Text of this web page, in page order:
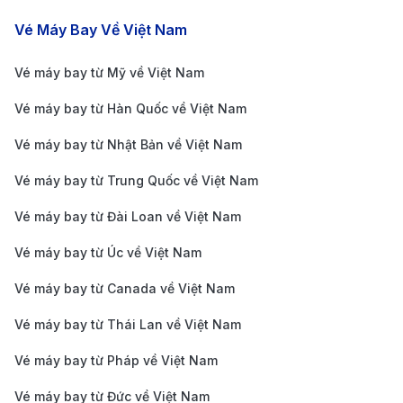
Sau khi hạ cánh tại sân bay Đào Tiên Thẩm Dương,
1. Taxi:Taxi là phương tiện nhanh chóng và tiện lợi
nhất để di chuyển từ sân bay về trung tâm Thẩm
Dương. Giá cước trung bình từ 100 - 150 CNY tùy vào
2. Xe buýt:Có nhiều tuyến xe buýt công cộng và xe
buýt sân bay kết nối từ sân bay Đào Tiên đến các khu
vực trong thành phố. Giá vé xe buýt dao động từ 10 -
Các chặng bay nổi bật
Vé Máy Bay Về Việt Nam
Vé máy bay từ Mỹ về Việt Nam
Vé máy bay từ Hàn Quốc về Việt Nam
Vé máy bay từ Nhật Bản về Việt Nam
Vé máy bay từ Trung Quốc về Việt Nam
Vé máy bay từ Đài Loan về Việt Nam
Vé máy bay từ Úc về Việt Nam
Vé máy bay từ Canada về Việt Nam
Vé máy bay từ Thái Lan về Việt Nam
Vé máy bay từ Pháp về Việt Nam
Vé máy bay từ Đức về Việt Nam